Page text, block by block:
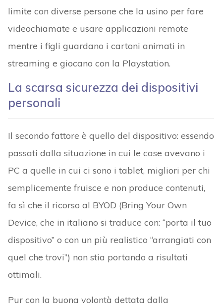
limite con diverse persone che la usino per fare
videochiamate e usare applicazioni remote
mentre i figli guardano i cartoni animati in
streaming e giocano con la Playstation.
La scarsa sicurezza dei dispositivi
personali
Il secondo fattore è quello del dispositivo: essendo
passati dalla situazione in cui le case avevano i
PC a quelle in cui ci sono i tablet, migliori per chi
semplicemente fruisce e non produce contenuti,
fa sì che il ricorso al BYOD (Bring Your Own
Device, che in italiano si traduce con: “porta il tuo
dispositivo” o con un più realistico “arrangiati con
quel che trovi”) non stia portando a risultati
ottimali.
Pur con la buona volontà dettata dalla